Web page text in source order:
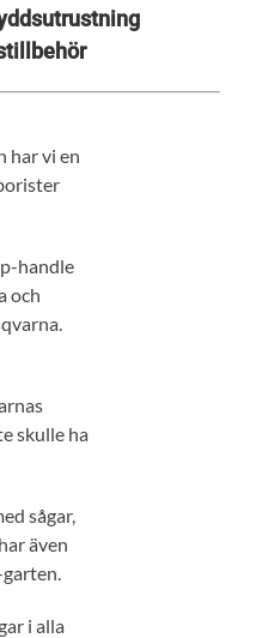
har vi en
handle
och
skulle ha
sågar,
även
i alla